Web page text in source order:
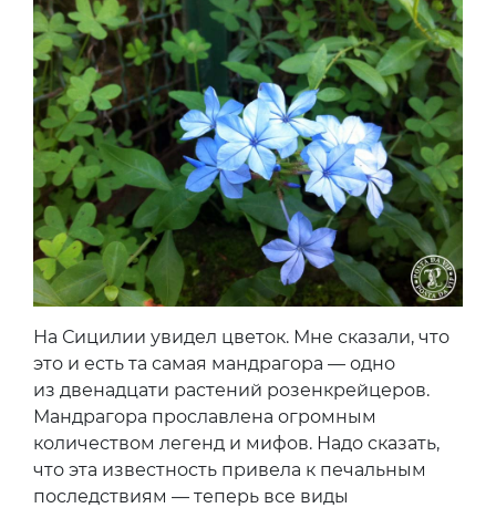
На Сицилии увидел цветок. Мне сказали, что
это и есть та самая мандрагора — одно
из двенадцати растений розенкрейцеров.
Мандрагора прославлена огромным
количеством легенд и мифов. Надо сказать,
что эта известность привела к печальным
последствиям — теперь все виды